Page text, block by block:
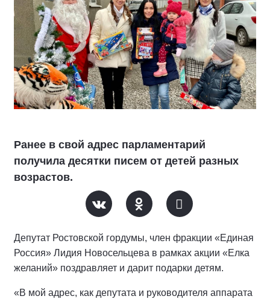
Ранее в свой адрес парламентарий
получила десятки писем от детей разных
возрастов.
Депутат Ростовской гордумы, член фракции «Единая
Россия» Лидия Новосельцева в рамках акции «Елка
желаний» поздравляет и дарит подарки детям.
«В мой адрес, как депутата и руководителя аппарата